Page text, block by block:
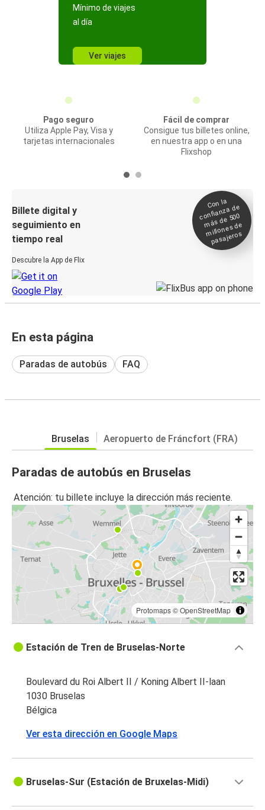
Mínimo de viajes
al día
Ver viajes
Pago seguro
Utiliza Apple Pay, Visa y
tarjetas internacionales
Fácil de comprar
Consigue tus billetes online,
en nuestra app o en una
Flixshop
Billete digital y
seguimiento en
tiempo real
Descubre la App de Flix
Con la
confianza de
más de 500
millones de
pasajeros
En esta página
Paradas de autobús FAQ
Bruselas Aeropuerto de Fráncfort (FRA)
Paradas de autobús en Bruselas
Atención: tu billete incluye la dirección más reciente.
Protomaps©OpenStreetMap
Estación de Tren de Bruselas-Norte
Boulevard du Roi Albert II / Koning Albert II-laan
1030 Bruselas
Bélgica
Ver esta dirección en Google Maps
Bruselas-Sur (Estación de Bruxelas-Midi)